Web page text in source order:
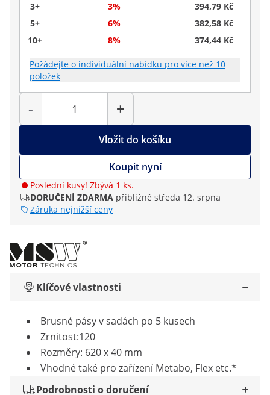
3+
3%
394,79 Kč
5+
6%
382,58 Kč
10+
8% 374,44 Kč
Požádejte o individuální nabídku pro více než 10
položek
-
Počet
+
Vložit do košíku
Koupit nyní
Poslední kusy! Zbývá 1 ks.
DORUČENÍ ZDARMA přibližně středa 12. srpna
Záruka nejnižší ceny
Klíčové vlastnosti
Brusné pásy v sadách po 5 kusech
Zrnitost:120
Rozměry: 620 x 40 mm
Vhodné také pro zařízení Metabo, Flex etc.*
Podrobnosti o doručení